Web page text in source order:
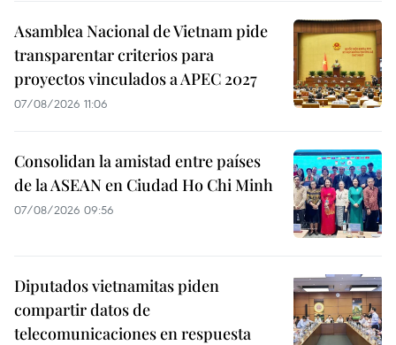
Asamblea Nacional de Vietnam pide
transparentar criterios para
proyectos vinculados a APEC 2027
07/08/2026 11:06
Consolidan la amistad entre países
de la ASEAN en Ciudad Ho Chi Minh
07/08/2026 09:56
Diputados vietnamitas piden
compartir datos de
telecomunicaciones en respuesta